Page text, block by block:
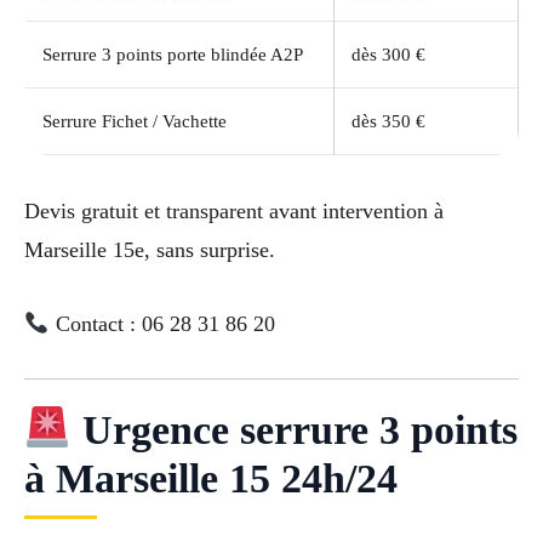
Serrure 3 points porte blindée A2P dès 300 €
Serrure Fichet / Vachette dès 350 €
Devis gratuit et transparent avant intervention à
Marseille 15e, sans surprise.
Contact : 06 28 31 86 20
Urgence serrure 3 points
à Marseille 15 24h/24